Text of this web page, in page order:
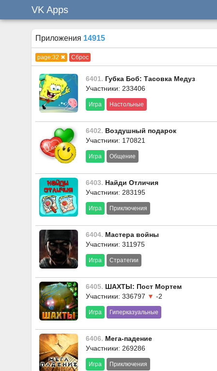
VK Apps
Приложения 14915
page:32 ✖ Сброс
6401. Губка Боб: Тасовка Медуз
Участники: 233406
Игра Настольные
6402. Воздушный подарок
Участники: 170821
Игра Общение
6403. Найди Отличия
Участники: 283195
Игра Приключения
6404. Мастера войны
Участники: 311975
Игра Стратегии
6405. ШАХТЫ: Пост Мортем
Участники: 336797 ▼ -2
Игра Гиперказуальные
6406. Мега-падение
Участники: 269286
Игра Приключения